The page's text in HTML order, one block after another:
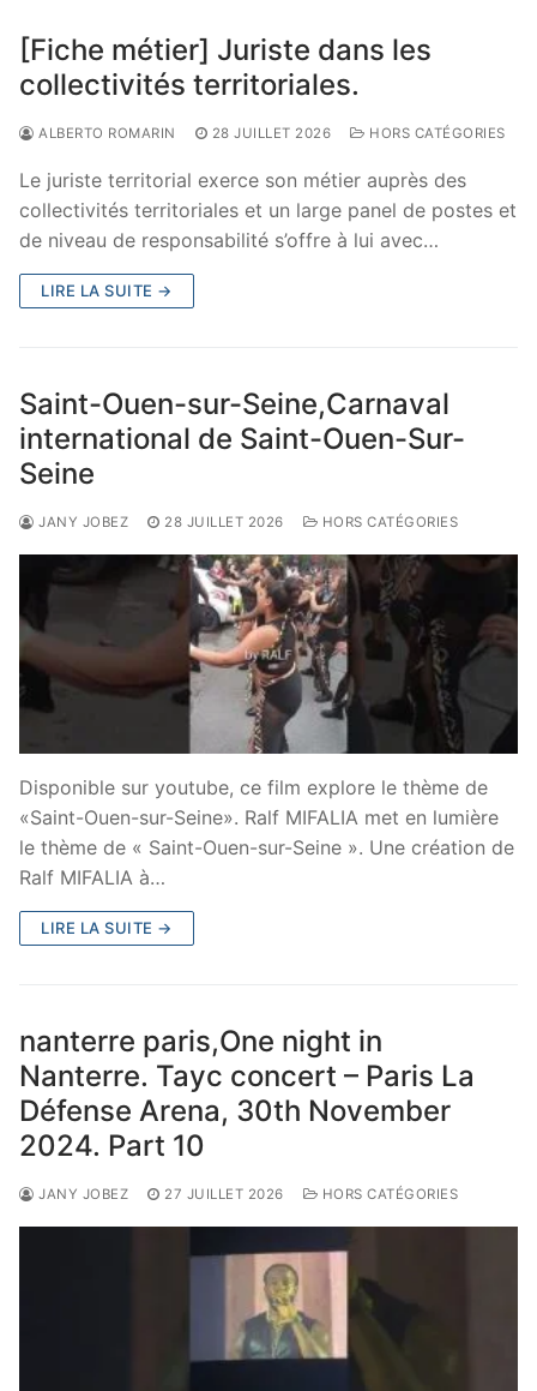
[Fiche métier] Juriste dans les
collectivités territoriales.
ALBERTO ROMARIN 28 JUILLET 2026 HORS CATÉGORIES
Le juriste territorial exerce son métier auprès des
collectivités territoriales et un large panel de postes et
de niveau de responsabilité s’offre à lui avec…
LIRE LA SUITE →
Saint-Ouen-sur-Seine,Carnaval
international de Saint-Ouen-Sur-
Seine
JANY JOBEZ 28 JUILLET 2026 HORS CATÉGORIES
Disponible sur youtube, ce film explore le thème de
«Saint-Ouen-sur-Seine». Ralf MIFALIA met en lumière
le thème de « Saint-Ouen-sur-Seine ». Une création de
Ralf MIFALIA à…
LIRE LA SUITE →
nanterre paris,One night in
Nanterre. Tayc concert – Paris La
Défense Arena, 30th November
2024. Part 10
JANY JOBEZ 27 JUILLET 2026 HORS CATÉGORIES